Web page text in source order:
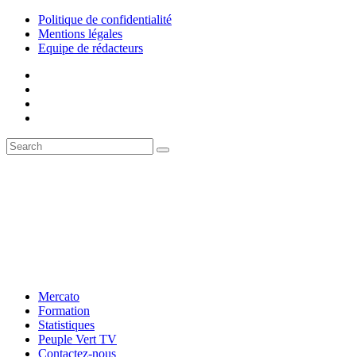
Politique de confidentialité
Mentions légales
Equipe de rédacteurs
Mercato
Formation
Statistiques
Peuple Vert TV
Contactez-nous